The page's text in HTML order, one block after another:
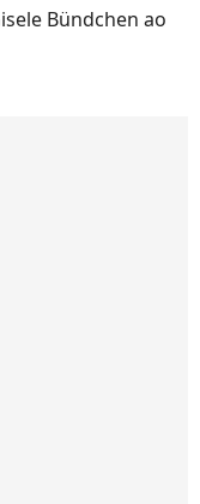
Bündchen ao